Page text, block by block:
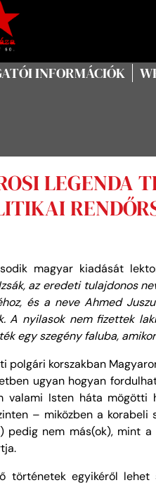
INFORMÁCIÓK
LEGENDA
magyar kiadását
az eredeti tulajdonos
és a neve Ahmed
nyilasok nem fizettek
egy szegény faluba,
korszakban
ugyan hogyan
valami Isten háta
– miközben a
nem más(ok), mint
egyikéről